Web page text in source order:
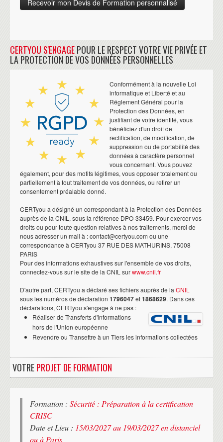
CERTYOU S'ENGAGEPOUR LE RESPECT VOTRE VIE PRIVÉE ET
LA PROTECTION DE VOS DONNÉES PERSONNELLES
Conformément à la nouvelle Loi
informatique et Liberté et au
Réglement Général pour la
Protection des Données, en
justifiant de votre identité, vous
bénéficiez d'un droit de
rectification, de modification, de
suppression ou de portabilité des
données à caractère personnel
vous concernant. Vous pouvez
également, pour des motifs légitimes, vous opposer totalement ou
partiellement à tout traitement de vos données, ou retirer un
consentement préalable donné.
CERTyou a désigné un correspondant à la Protection des Données
auprès de la CNIL, sous la référence DPO-33459. Pour exercer vos
droits ou pour toute question relatives à nos traitements, merci de
nous adresser un mail à : contact@certyou.com ou une
correspondance à CERTyou 37 RUE DES MATHURINS, 75008
PARIS
Pour des informations exhaustives sur l'ensemble de vos droits,
connectez-vous sur le site de la CNIL surwww.cnil.fr
D'autre part, CERTyou a déclaré ses fichiers auprès de la CNIL
sous les numéros de déclaration 1796047et1868629. Dans ces
déclarations, CERTyou s'engage à ne pas :
Réaliser de Transferts d'informations
hors de l'Union européenne
Revendre ou Transettre à un Tiers les informations collectées
VOTREPROJET DE FORMATION
Formation : Sécurité : Préparation à la certification
CRISC
Date et Lieu : 15/03/2027 au 19/03/2027 en distanciel
ou à Paris